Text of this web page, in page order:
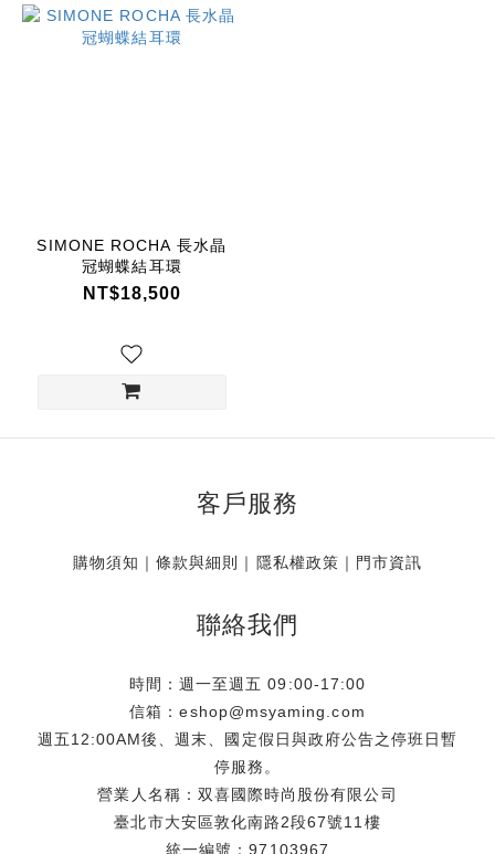
SIMONE ROCHA 長水晶
冠蝴蝶結耳環
NT$18,500
客戶服務
購物須知 ｜條款與細則 ｜ 隱私權政策 ｜ 門市資訊
聯絡我們
時間：週一至週五 09:00-17:00
信箱：eshop@msyaming.com
週五12:00AM後、週末、國定假日與政府公告之停班日暫
停服務。
營業人名稱：双喜國際時尚股份有限公司
臺北市大安區敦化南路2段67號11樓
統一編號：97103967